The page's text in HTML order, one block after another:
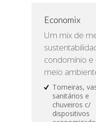
Economix
Um mix de
condomínio
meio
Torneiras,
sanitários e
chuveiros c/
dispositivos